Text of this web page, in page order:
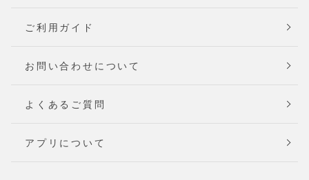
ご利用ガイド
お問い合わせについて
よくあるご質問
アプリについて